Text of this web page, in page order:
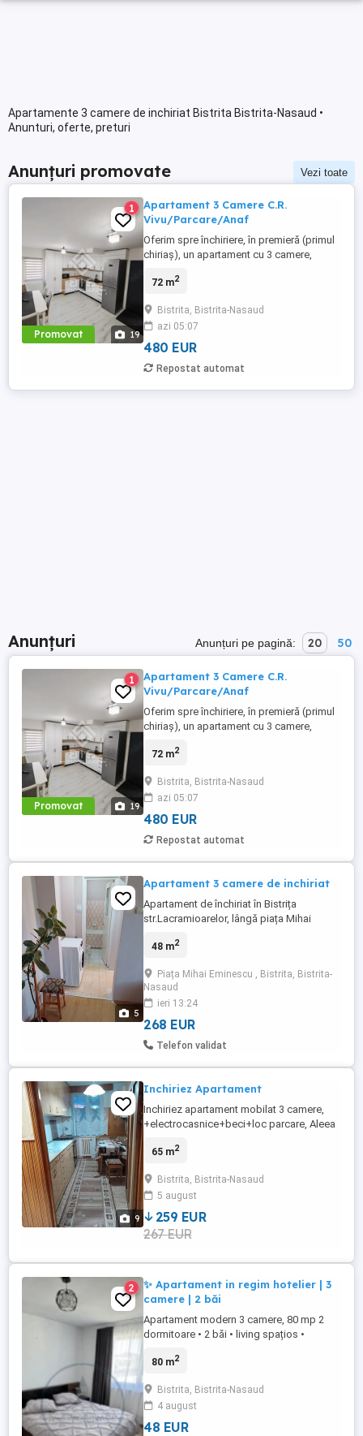
Apartamente 3 camere de inchiriat Bistrita Bistrita-Nasaud •
Anunturi, oferte, preturi
Anunțuri promovate Vezi toate
Promovat 19
1
Apartament 3 Camere C.R.
Vivu/Parcare/Anaf
Oferim spre închiriere, în premieră (primul
chiriaș), un apartament cu 3 camere,
Constantin Roman Vivu, într-o zonă
este situat la etajul 1, fiind complet
mobilat și utilat cu mobilier și
electrocasnice noi, de înaltă calitate. ​
72 m2
Bistrita, Bistrita-Nasaud
azi 05:07
480 EUR
Repostat automat
Anunțuri Anunțuri pe pagină: 20 50
Promovat 19
1
Apartament 3 Camere C.R.
Vivu/Parcare/Anaf
Oferim spre închiriere, în premieră (primul
chiriaș), un apartament cu 3 camere,
Constantin Roman Vivu, într-o zonă
este situat la etajul 1, fiind complet
mobilat și utilat cu mobilier și
electrocasnice noi, de înaltă calitate. ​
72 m2
Bistrita, Bistrita-Nasaud
azi 05:07
480 EUR
Repostat automat
5
Apartament 3 camere de inchiriat
Apartament de închiriat în Bistrița
str.Lacramioarelor, lângă piața Mihai
48 m2
Piața Mihai Eminescu , Bistrita, Bistrita-
Nasaud
ieri 13:24
268 EUR
Telefon validat
9
Inchiriez Apartament
Inchiriez apartament mobilat 3 camere,
+electrocasnice+beci+loc parcare, Aleea
65 m2
Bistrita, Bistrita-Nasaud
5 august
259 EUR
267 EUR
2
✨ Apartament in regim hotelier | 3
camere | 2 băi
Apartament modern 3 camere, 80 mp 2
dormitoare • 2 băi • living spațios •
condiționat + internet Bloc nou, etaj 3/3
Programează o vizionare! #apartament
#inchiriere #regimhotelier #imobiliare
#cazare #roma ...
80 m2
Bistrita, Bistrita-Nasaud
4 august
48 EUR